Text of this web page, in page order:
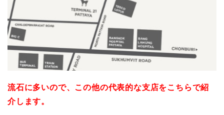
流石に多いので、この他の代表的な支店をこちらで紹
介します。